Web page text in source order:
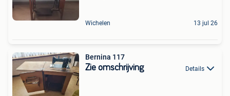
Wichelen 13 jul 26
Bernina 117
Zie omschrijving Details